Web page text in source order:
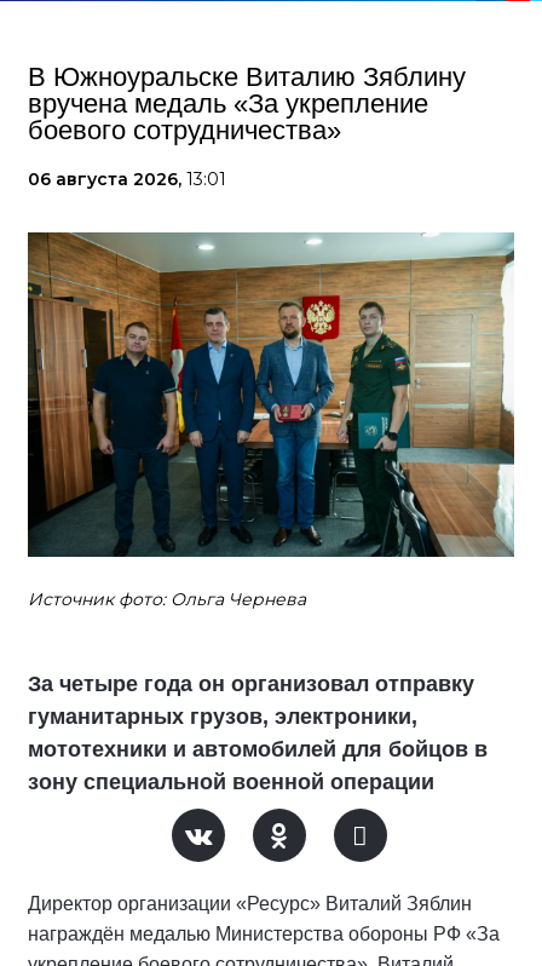
В Южноуральске Виталию Зяблину
вручена медаль «За укрепление
боевого сотрудничества»
06 августа 2026, 13:01
Источник фото: Ольга Чернева
За четыре года он организовал отправку
гуманитарных грузов, электроники,
мототехники и автомобилей для бойцов в
зону специальной военной операции
Директор организации «Ресурс» Виталий Зяблин
награждён медалью Министерства обороны РФ «За